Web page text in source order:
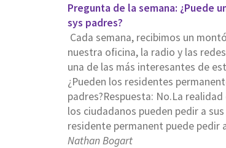
Pregunta de la semana: ¿Puede
sys padres?
Cada semana, recibimos un
nuestra oficina, la radio y las
una de las más interesantes de
¿Pueden los residentes
padres?Respuesta: No.La
los ciudadanos pueden pedir a
residente permanent puede
Nathan Bogart